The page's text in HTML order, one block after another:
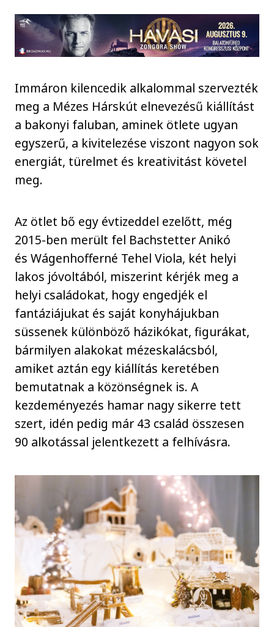
Immáron kilencedik alkalommal szervezték
meg a Mézes Hárskút elnevezésű kiállítást
a bakonyi faluban, aminek ötlete ugyan
egyszerű, a kivitelezése viszont nagyon sok
energiát, türelmet és kreativitást követel
meg.
Az ötlet bő egy évtizeddel ezelőtt, még
2015-ben merült fel Bachstetter Anikó
és Wágenhofferné Tehel Viola, két helyi
lakos jóvoltából, miszerint kérjék meg a
helyi családokat, hogy engedjék el
fantáziájukat és saját konyhájukban
süssenek különböző házikókat, figurákat,
bármilyen alakokat mézeskalácsból,
amiket aztán egy kiállítás keretében
bemutatnak a közönségnek is. A
kezdeményezés hamar nagy sikerre tett
szert, idén pedig már 43 család összesen
90 alkotással jelentkezett a felhívásra.